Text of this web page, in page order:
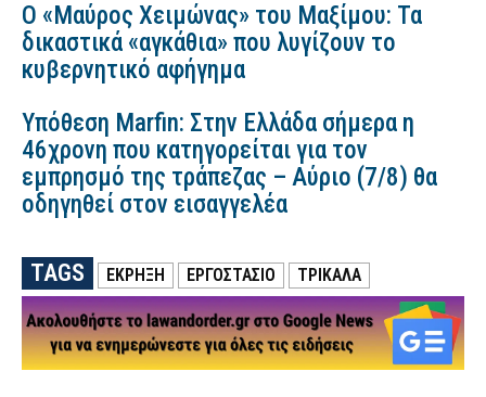
Ο «Μαύρος Χειμώνας» του Μαξίμου: Τα
δικαστικά «αγκάθια» που λυγίζουν το
κυβερνητικό αφήγημα
Υπόθεση Marfin: Στην Ελλάδα σήμερα η
46χρονη που κατηγορείται για τον
εμπρησμό της τράπεζας – Αύριο (7/8) θα
οδηγηθεί στον εισαγγελέα
TAGS ΕΚΡΗΞΗ ΕΡΓΟΣΤΑΣΙΟ ΤΡΙΚΑΛΑ